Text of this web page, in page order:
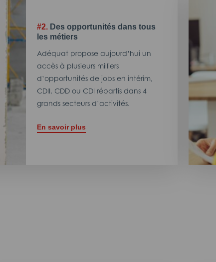
#2. Des opportunités dans tous
les métiers
Adéquat propose aujourd’hui un
accès à plusieurs milliers
d’opportunités de jobs en intérim,
CDII, CDD ou CDI répartis dans 4
grands secteurs d’activités.
En savoir plus